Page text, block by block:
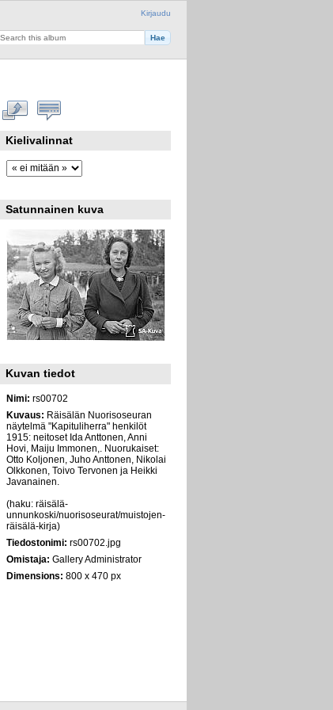
Kirjaudu
Kielivalinnat
Satunnainen kuva
Kuvan tiedot
Nimi: rs00702
Kuvaus: Räisälän Nuorisoseuran
näytelmä "Kapituliherra" henkilöt
1915: neitoset Ida Anttonen, Anni
Hovi, Maiju Immonen,. Nuorukaiset:
Otto Koljonen, Juho Anttonen, Nikolai
Olkkonen, Toivo Tervonen ja Heikki
Javanainen.
(haku: räisälä-
unnunkoski/nuorisoseurat/muistojen-
räisälä-kirja)
Tiedostonimi: rs00702.jpg
Omistaja: Gallery Administrator
Dimensions: 800 x 470 px